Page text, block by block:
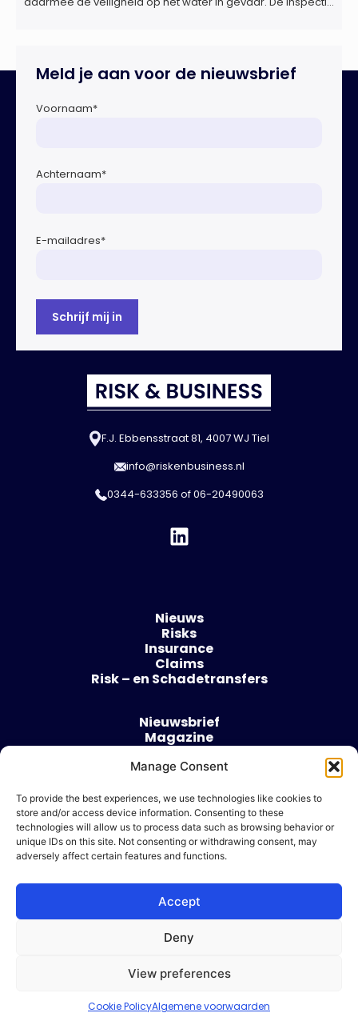
Manage Consent
To provide the best experiences, we use technologies like cookies to
store and/or access device information. Consenting to these
technologies will allow us to process data such as browsing behavior or
unique IDs on this site. Not consenting or withdrawing consent, may
adversely affect certain features and functions.
Accept
Deny
View preferences
Cookie PolicyAlgemene voorwaarden
Meld je aan voor de nieuwsbrief
Voornaam*
Achternaam*
E-mailadres*
F.J. Ebbensstraat 81, 4007 WJ Tiel
info@riskenbusiness.nl
0344-633356 of06-20490063
Nieuws
Risks
Insurance
Claims
Risk – en Schadetransfers
Nieuwsbrief
Magazine
Over
Algemene voorwaarden
Cookie beleid
Ik wil adverteren
© 2026 Risk & Business
| Design & Development door